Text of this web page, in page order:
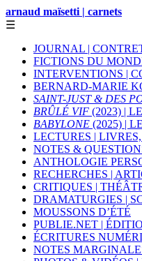
arnaud maïsetti | carnets
☰
JOURNAL |
FICTIONS DU
INTERVENTIONS |
BERNARD-MARIE
SAINT-JUST & DES
BRÛLÉ VIF (2023) |
BABYLONE (2025) |
LECTURES |
NOTES &
ANTHOLOGIE
RECHERCHES |
CRITIQUES |
DRAMATURGIES |
MOUSSONS D’ÉTÉ
PUBLIE.NET |
ÉCRITURES
NOTES